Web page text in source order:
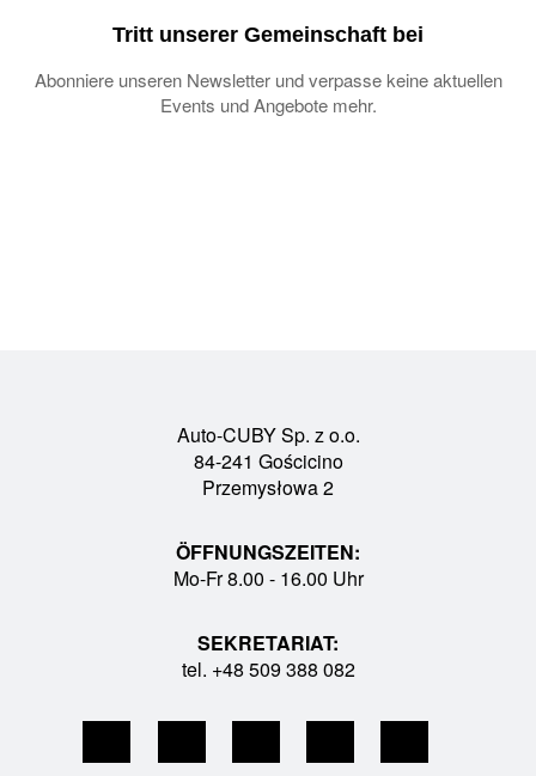
Tritt unserer Gemeinschaft bei
Abonniere unseren Newsletter und verpasse keine aktuellen
Events und Angebote mehr.
Auto-CUBY Sp. z o.o.
84-241 Gościcino
Przemysłowa 2
ÖFFNUNGSZEITEN:
Mo-Fr 8.00 - 16.00 Uhr
SEKRETARIAT:
tel. +48 509 388 082